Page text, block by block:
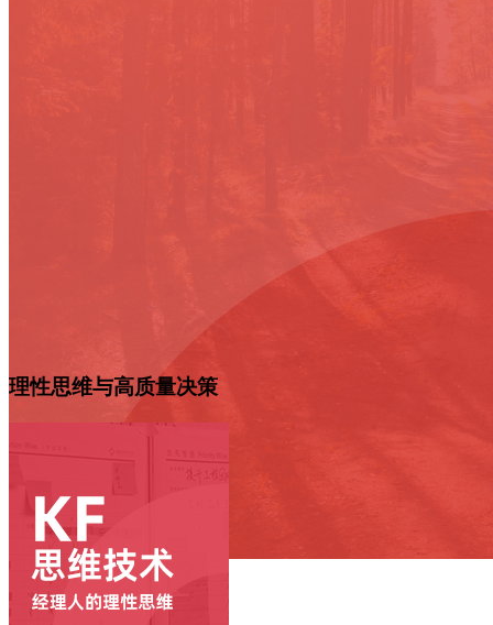
创新演讲力
本课程能够帮助学员：
理性思维与高质量决策